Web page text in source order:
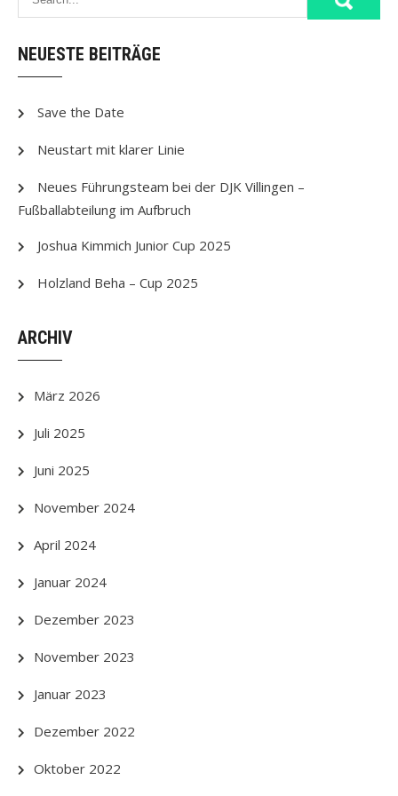
NEUESTE BEITRÄGE
Save the Date
Neustart mit klarer Linie
Neues Führungsteam bei der DJK Villingen –
Fußballabteilung im Aufbruch
Joshua Kimmich Junior Cup 2025
Holzland Beha – Cup 2025
ARCHIV
März 2026
Juli 2025
Juni 2025
November 2024
April 2024
Januar 2024
Dezember 2023
November 2023
Januar 2023
Dezember 2022
Oktober 2022